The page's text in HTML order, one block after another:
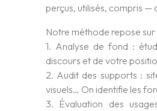
perçus, utilisés, compris —
Notre méthode repose sur
1. Analyse de fond :
discours et de votre
2. Audit des supports :
visuels… On identifie les
3. Évaluation des